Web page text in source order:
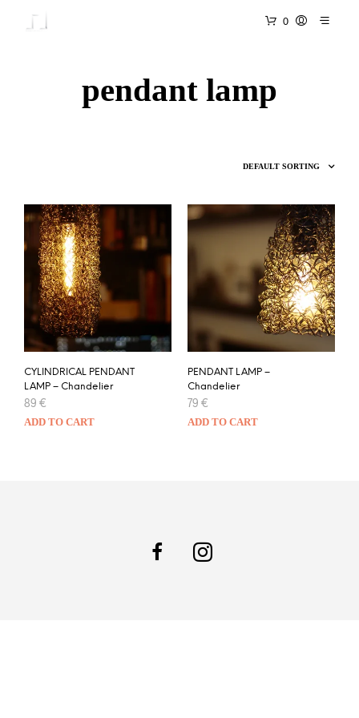
0
pendant lamp
CYLINDRICAL PENDANT
LAMP – Chandelier
89 €
ADD TO CART
PENDANT LAMP –
Chandelier
79 €
ADD TO CART